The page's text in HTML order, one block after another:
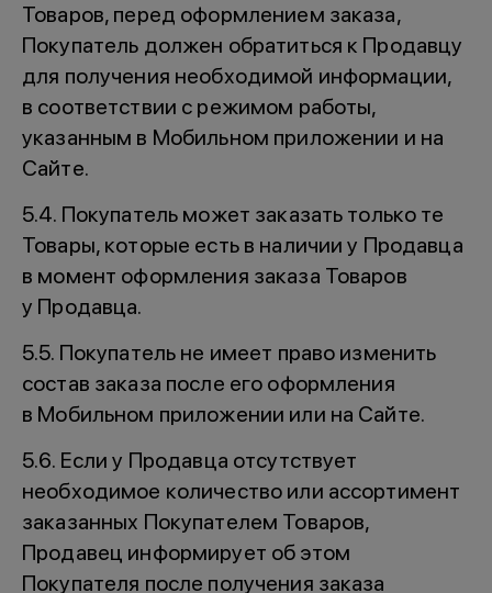
Товаров, перед оформлением заказа,
Покупатель должен обратиться к Продавцу
для получения необходимой информации,
в соответствии с режимом работы,
указанным в Мобильном приложении и на
Сайте.
5.4. Покупатель может заказать только те
Товары, которые есть в наличии у Продавца
в момент оформления заказа Товаров
у Продавца.
5.5. Покупатель не имеет право изменить
состав заказа после его оформления
в Мобильном приложении или на Сайте.
5.6. Если у Продавца отсутствует
необходимое количество или ассортимент
заказанных Покупателем Товаров,
Продавец информирует об этом
Покупателя после получения заказа